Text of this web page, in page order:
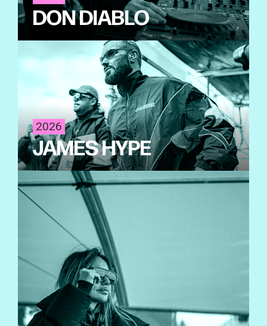
DON DIABLO
2026
JAMES HYPE